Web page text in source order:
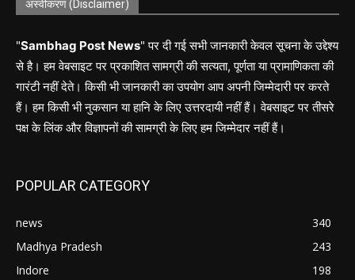
अस्वीकरण (Disclaimer)
"Sambhag Post News" पर दी गई सभी जानकारी केवल सूचना के उद्देश्य
से है। हम वेबसाइट पर प्रकाशित सामग्री की सत्यता, पूर्णता या प्रामाणिकता की
गारंटी नहीं देते। किसी भी जानकारी का उपयोग आप अपनी जिम्मेदारी पर करते
हैं। हम किसी भी नुकसान या हानि के लिए उत्तरदायी नहीं हैं। वेबसाइट पर तीसरे
पक्ष के लिंक और विज्ञापनों की सामग्री के लिए हम जिम्मेदार नहीं हैं।
POPULAR CATEGORY
news
340
Madhya Pradesh
243
Indore
198